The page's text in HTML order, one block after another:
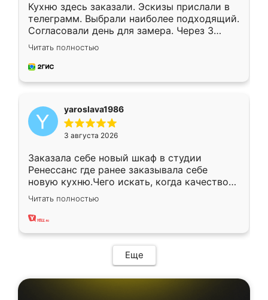
Кухню здесь заказали. Эскизы прислали в
телеграмм. Выбрали наиболее подходящий.
Согласовали день для замера. Через 3
недели кухня была уже готова. Остались
довольны работой. Спасибо Ренессанс
мебель за качественную работу!
Читать полностью
yaroslava1986
3 августа 2026
Заказала себе новый шкаф в студии
Ренессанс где ранее заказывала себе
новую кухню.Чего искать, когда качеством
вполне довольна. Служит кухня уже почти
два года, нареканий нет.
Читать полностью
Еще